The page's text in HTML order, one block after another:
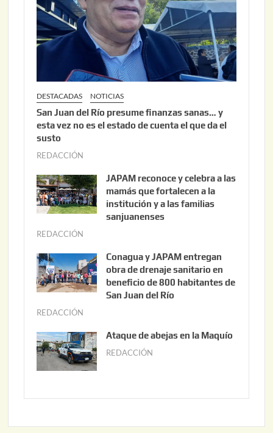
2
6
DESTACADAS NOTICIAS
San Juan del Río presume finanzas sanas… y
esta vez no es el estado de cuenta el que da el
susto
REDACCIÓN
o
s
t
,
2
0
JAPAM reconoce y celebra a las
mamás que fortalecen a la
institución y a las familias
sanjuanenses
REDACCIÓN
n
i
o
,
2
0
6
Conagua y JAPAM entregan
obra de drenaje sanitario en
beneficio de 800 habitantes de
San Juan del Río
REDACCIÓN
n
i
o
Ataque de abejas en la Maquío
REDACCIÓN
o
2